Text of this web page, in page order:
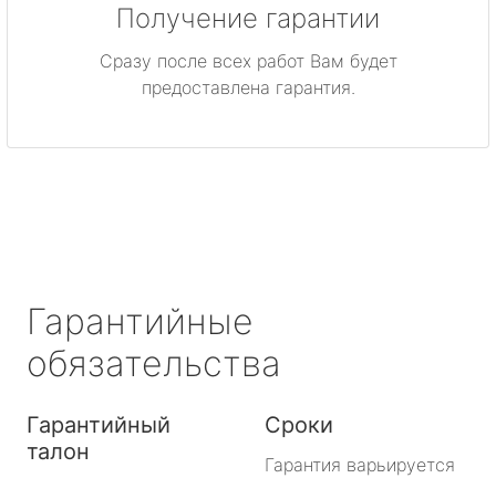
Получение гарантии
Сразу после всех работ Вам будет
предоставлена гарантия.
Гарантийные
обязательства
Гарантийный
талон
Сроки
Гарантия варьируется